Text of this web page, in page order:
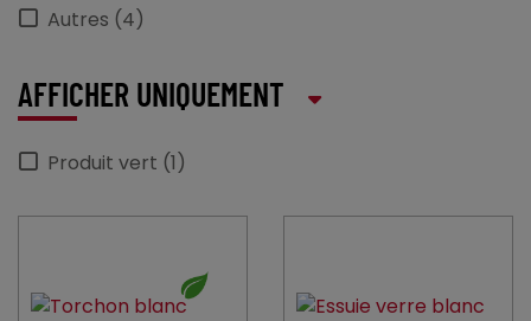
Autres (4)
AFFICHER UNIQUEMENT
Produit vert (1)